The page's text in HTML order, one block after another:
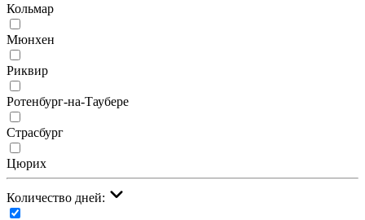
Кольмар
Мюнхен
Риквир
Ротенбург-на-Таубере
Страсбург
Цюрих
Количество дней: